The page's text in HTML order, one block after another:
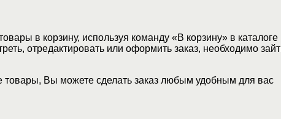
в корзину, используя команду «В корзину» в каталоге
отредактировать или оформить заказ, необходимо
Вы можете сделать заказ любым удобным для вас